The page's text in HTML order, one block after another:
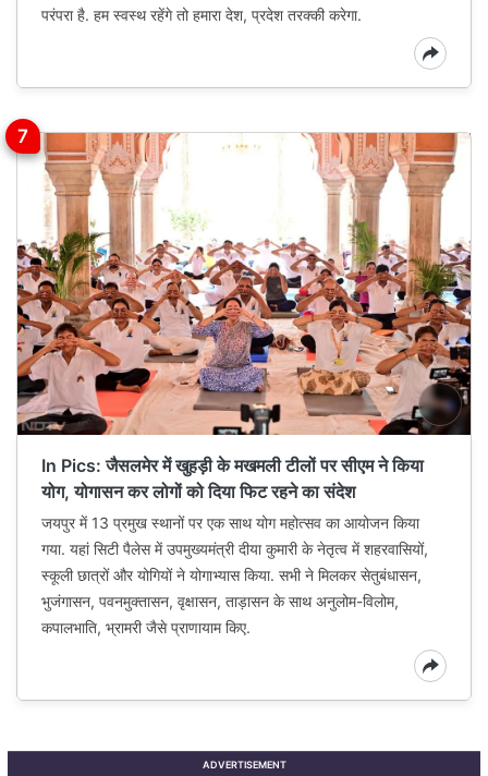
परंपरा है. हम स्वस्थ रहेंगे तो हमारा देश, प्रदेश तरक्की करेगा.
In Pics: जैसलमेर में खुहड़ी के मखमली टीलों पर सीएम ने किया
योग, योगासन कर लोगों को दिया फिट रहने का संदेश
जयपुर में 13 प्रमुख स्थानों पर एक साथ योग महोत्सव का आयोजन किया
गया. यहां सिटी पैलेस में उपमुख्यमंत्री दीया कुमारी के नेतृत्व में शहरवासियों,
स्कूली छात्रों और योगियों ने योगाभ्यास किया. सभी ने मिलकर सेतुबंधासन,
भुजंगासन, पवनमुक्तासन, वृक्षासन, ताड़ासन के साथ अनुलोम-विलोम,
कपालभाति, भ्रामरी जैसे प्राणायाम किए.
ADVERTISEMENT